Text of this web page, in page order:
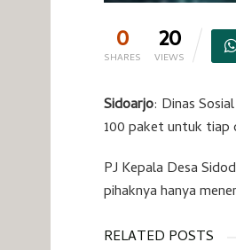
0
SHARES 20
VIEWS
Sidoarjo: Dinas
100 paket untuk tiap
PJ Kepala Desa
pihaknya hanya
RELATED POSTS